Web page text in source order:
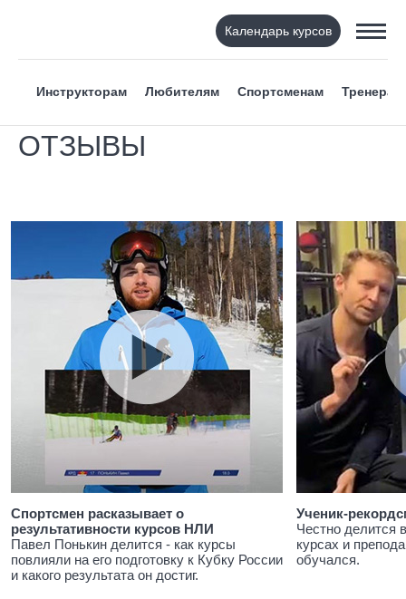
Календарь курсов
Инструкторам Любителям Спортсменам Тренерам
ОТЗЫВЫ
Спортсмен расказывает о
результативности курсов НЛИ
Павел Понькин делится - как курсы
повлияли на его подготовку к Кубку России
и какого результата он достиг.
Ученик-
Честно делится
курсах и
обучался.